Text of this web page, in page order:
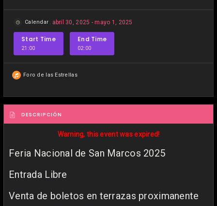
Calendar abril 30, 2025 - mayo 1, 2025
Start Time
21:00
End Time
02:00
Foro de las Estrellas
DESCRIPCIÓN
Warning, this event was expired!
Feria Nacional de San Marcos 2025
Entrada Libre
Venta de boletos en terrazas proximanente